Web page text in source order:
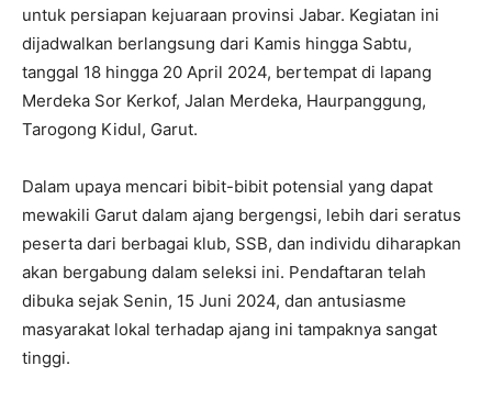
untuk persiapan kejuaraan provinsi Jabar. Kegiatan ini
dijadwalkan berlangsung dari Kamis hingga Sabtu,
tanggal 18 hingga 20 April 2024, bertempat di lapang
Merdeka Sor Kerkof, Jalan Merdeka, Haurpanggung,
Tarogong Kidul, Garut.
Dalam upaya mencari bibit-bibit potensial yang dapat
mewakili Garut dalam ajang bergengsi, lebih dari seratus
peserta dari berbagai klub, SSB, dan individu diharapkan
akan bergabung dalam seleksi ini. Pendaftaran telah
dibuka sejak Senin, 15 Juni 2024, dan antusiasme
masyarakat lokal terhadap ajang ini tampaknya sangat
tinggi.